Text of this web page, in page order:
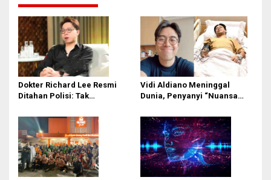
Dokter Richard Lee Resmi
Ditahan Polisi: Tak
Live TikTok Saat Dipanggil
Vidi Aldiano Meninggal
Dunia, Penyanyi “Nuansa
Tahun